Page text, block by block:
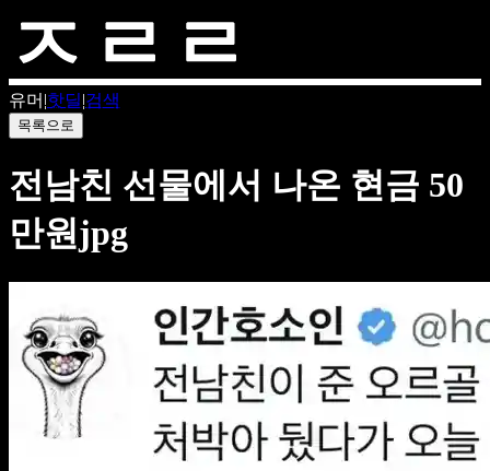
유머 |핫딜|검색
목록으로
전남친 선물에서 나온 현금 50
만원jpg